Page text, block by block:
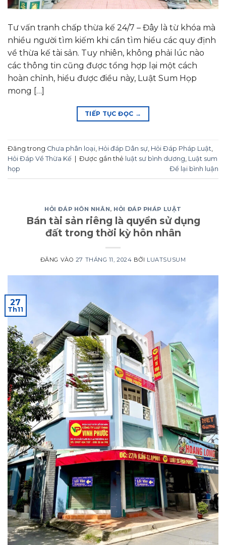
Tư vấn tranh chấp thừa kế 24/7 – Đây là từ khóa mà
nhiều người tìm kiếm khi cần tìm hiểu các quy định
về thừa kế tài sản. Tuy nhiên, không phải lúc nào
các thông tin cũng được tổng hợp lại một cách
hoàn chỉnh, hiểu được điều này, Luật Sum Họp
mong […]
TIẾP TỤC ĐỌC →
Đăng trong Chưa phân loại Hỏi đáp Dân sự Hỏi Đáp Pháp Luật
Hỏi Đáp Về Thừa Kế
Được gắn thẻ luật sư bình dương Luật sum
họp
Để lại bình luận
HỎI ĐÁP HÔN NHÂN, HỎI ĐÁP PHÁP LUẬT
Bán tài sản riêng là quyền sử dụng
đất trong thời kỳ hôn nhân
ĐĂNG VÀO 27 THÁNG 11, 2024 BỞI LUATSUSUM
27
Th11